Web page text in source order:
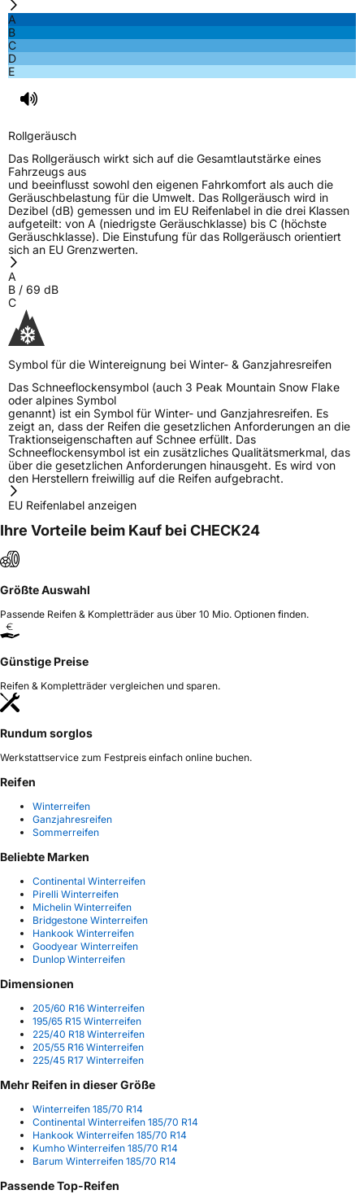
A
B
C
D
E
Rollgeräusch
Das Rollgeräusch wirkt sich auf die Gesamtlautstärke eines
Fahrzeugs aus
und beeinflusst sowohl den eigenen Fahrkomfort als auch die
Geräuschbelastung für die Umwelt. Das Rollgeräusch wird in
Dezibel (dB) gemessen und im EU Reifenlabel in die drei Klassen
aufgeteilt: von A (niedrigste Geräuschklasse) bis C (höchste
Geräuschklasse). Die Einstufung für das Rollgeräusch orientiert
sich an EU Grenzwerten.
A
B / 69 dB
C
Symbol für die Wintereignung bei Winter- & Ganzjahresreifen
Das Schneeflockensymbol (auch 3 Peak Mountain Snow Flake
oder alpines Symbol
genannt) ist ein Symbol für Winter- und Ganzjahresreifen. Es
zeigt an, dass der Reifen die gesetzlichen Anforderungen an die
Traktionseigenschaften auf Schnee erfüllt. Das
Schneeflockensymbol ist ein zusätzliches Qualitätsmerkmal, das
über die gesetzlichen Anforderungen hinausgeht. Es wird von
den Herstellern freiwillig auf die Reifen aufgebracht.
EU Reifenlabel anzeigen
Ihre Vorteile beim Kauf bei CHECK24
Größte Auswahl
Passende Reifen & Kompletträder aus über 10 Mio. Optionen finden.
Günstige Preise
Reifen & Kompletträder vergleichen und sparen.
Rundum sorglos
Werkstattservice zum Festpreis einfach online buchen.
Reifen
Winterreifen
Ganzjahresreifen
Sommerreifen
Beliebte Marken
Continental Winterreifen
Pirelli Winterreifen
Michelin Winterreifen
Bridgestone Winterreifen
Hankook Winterreifen
Goodyear Winterreifen
Dunlop Winterreifen
Dimensionen
205/60 R16 Winterreifen
195/65 R15 Winterreifen
225/40 R18 Winterreifen
205/55 R16 Winterreifen
225/45 R17 Winterreifen
Mehr Reifen in dieser Größe
Winterreifen 185/70 R14
Continental Winterreifen 185/70 R14
Hankook Winterreifen 185/70 R14
Kumho Winterreifen 185/70 R14
Barum Winterreifen 185/70 R14
Passende Top-Reifen